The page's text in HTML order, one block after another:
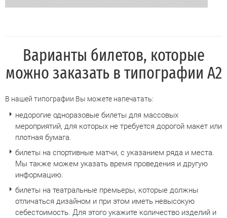
Варианты билетов, которые
можно заказать в типографии А2
В нашей типографии Вы можете напечатать:
недорогие одноразовые билеты для массовых
мероприятий, для которых не требуется дорогой макет или
плотная бумага.
билеты на спортивные матчи, с указанием ряда и места.
Мы также можем указать время проведения и другую
информацию.
билеты на театральные премьеры, которые должны
отличаться дизайном и при этом иметь невысокую
себестоимость. Для этого укажите количество изделий и